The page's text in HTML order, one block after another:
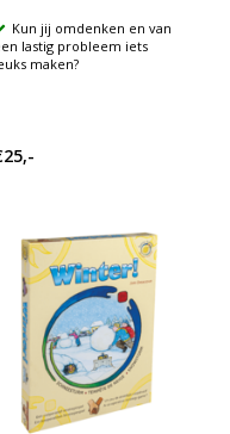
Kun jij omdenken en van
lastig probleem iets
maken?